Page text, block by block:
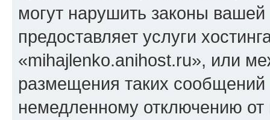
могут нарушить законы
предоставляет услуги
«mihajlenko.anihost.ru», или
размещения таких
немедленному отключению